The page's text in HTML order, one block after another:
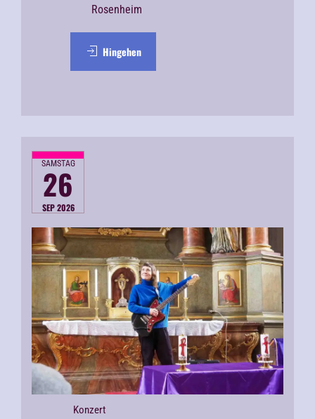
Rosenheim
Hingehen
SAMSTAG
26
SEP 2026
Konzert